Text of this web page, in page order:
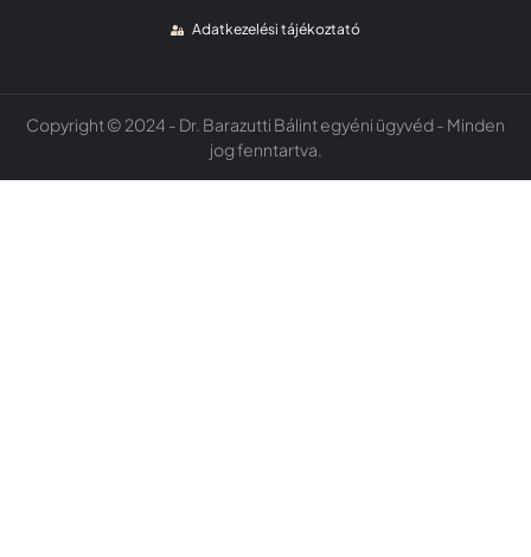
Adatkezelési tájékoztató
Copyright © 2024 - Dr. Barazutti Bálint egyéni ügyvéd - Minden
jog fenntartva.